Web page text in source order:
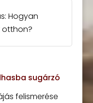
Hogyan
otthon?
sugárzó
felismerése